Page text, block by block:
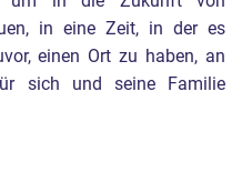
in eine Zeit, in der es
einen Ort zu haben, an
sich und seine Familie